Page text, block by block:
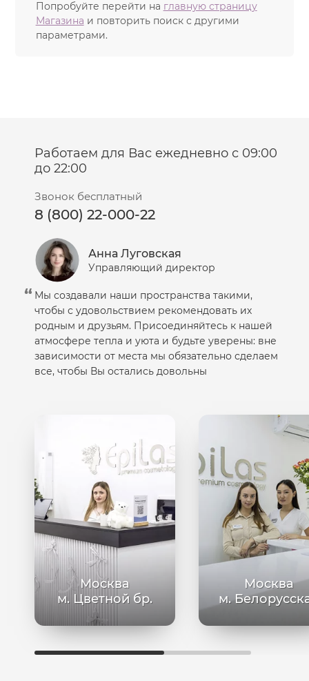
Попробуйте перейти на главную страницу
Магазина и повторить поиск с другими
параметрами.
Работаем для Вас ежедневно с 09:00
до 22:00
Звонок бесплатный
8 (800) 22-000-22
Анна Луговская
Управляющий директор
Мы создавали наши пространства такими,
чтобы с удовольствием рекомендовать их
родным и друзьям. Присоединяйтесь к нашей
атмосфере тепла и уюта и будьте уверены: вне
зависимости от места мы обязательно сделаем
все, чтобы Вы остались довольны